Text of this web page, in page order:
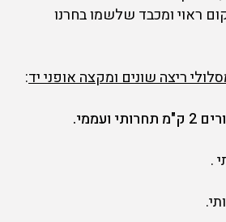
ראוי ומכבד שלשמו בחרנו
ריצה שונים ומקצה אופני יד:
ועממי.